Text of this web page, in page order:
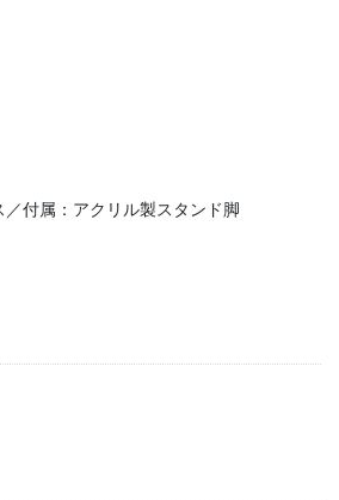
付属：アクリル製スタンド脚